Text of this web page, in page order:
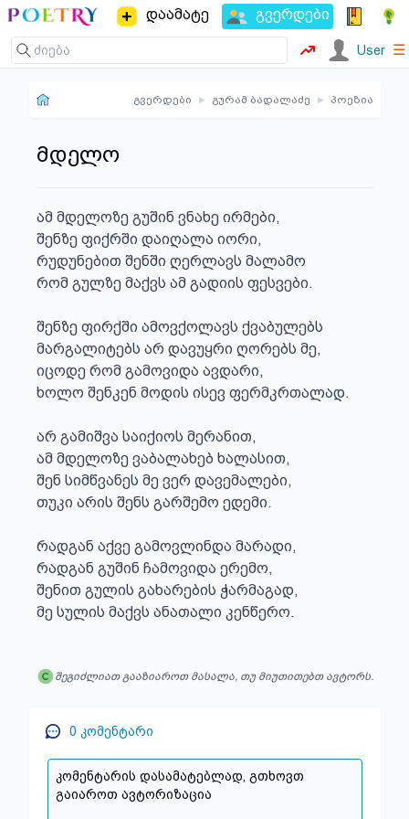
დაამატე გვერდები
User ☰
გვერდები ▸ გურამ ბადალაძე ▸ პოეზია
მდელო
ამ მდელოზე გუშინ ვნახე ირმები,
შენზე ფიქრში დაიღალა იორი,
რუდუნებით შენში ღერლავს მალამო
რომ გულზე მაქვს ამ გადიის ფესვები.
შენზე ფირქში ამოვქოლავს ქვაბულებს
მარგალიტებს არ დავუყრი ღორებს მე,
იცოდე რომ გამოვიდა ავდარი,
ხოლო შენკენ მოდის ისევ ფერმკრთალად.
არ გამიშვა საიქიოს მერანით,
ამ მდელოზე ვაბალახებ ხალასით,
შენ სიმწვანეს მე ვერ დავემალები,
თუკი არის შენს გარშემო ედემი.
რადგან აქვე გამოვლინდა მარადი,
რადგან გუშინ ჩამოვიდა ერემო,
შენით გულის გახარების ჭარმაგად,
მე სულის მაქვს ანათალი კენწერო.
შეგიძლიათ გააზიაროთ მასალა, თუ მიუთითებთ ავტორს.
0 კომენტარი